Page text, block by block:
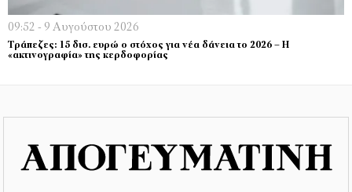
09:52 - 9 Αυγούστου 2026
Τράπεζες: 15 δισ. ευρώ ο στόχος για νέα δάνεια το 2026 – Η
«ακτινογραφία» της κερδοφορίας